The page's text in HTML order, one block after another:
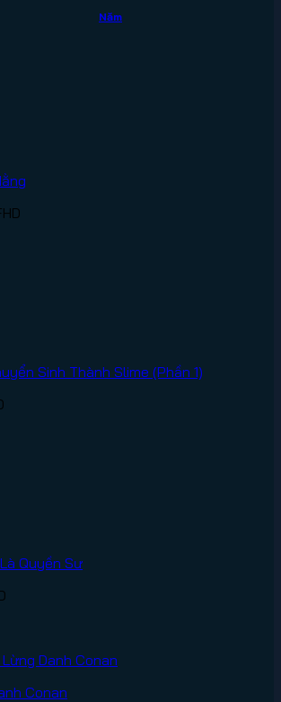
Năm
Sinh Thành Slime (Phần 1)
Quyền Sư
Conan